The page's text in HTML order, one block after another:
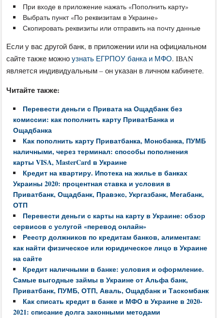
При входе в приложение нажать «Пополнить карту»
Выбрать пункт «По реквизитам в Украине»
Скопировать реквизиты или отправить на почту данные
Если у вас другой банк, в приложении или на официальном
сайте также можноузнать ЕГРПОУ банка и МФО. IBAN
является индивидуальным – он указан в личном кабинете.
Читайте также:
Перевести деньги с Привата на Ощадбанк без
комиссии: как пополнить карту ПриватБанка и
Ощадбанка
Как пополнить карту Приватбанка, Монобанка, ПУМБ
наличными, через терминал: способы пополнения
карты VISA, MasterCard в Украине
Кредит на квартиру. Ипотека на жилье в банках
Украины 2020: процентная ставка и условия в
Приватбанк, Ощадбанк, Правэкс, Укргазбанк, Мегабанк,
ОТП
Перевести деньги с карты на карту в Украине: обзор
сервисов с услугой «перевод онлайн»
Реестр должников по кредитам банков, алиментам:
как найти физическое или юридическое лицо в Украине
на сайте
Кредит наличными в банке: условия и оформление.
Самые выгодные займы в Украине от Альфа банк,
Приватбанк, ПУМБ, ОТП, Аваль, Ощадбанк и Таскомбанк
Как списать кредит в банке и МФО в Украине в 2020-
2021: списание долга законными методами